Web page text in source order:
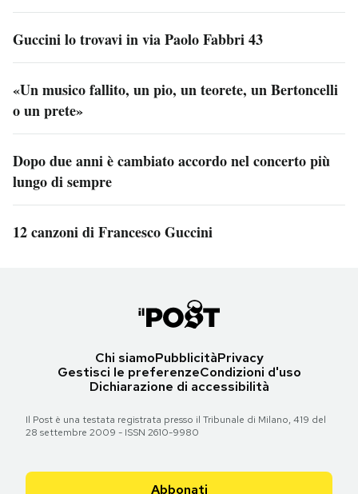
Guccini lo trovavi in via Paolo Fabbri 43
«Un musico fallito, un pio, un teorete, un Bertoncelli
o un prete»
Dopo due anni è cambiato accordo nel concerto più
lungo di sempre
12 canzoni di Francesco Guccini
Chi siamoPubblicitàPrivacy
Gestisci le preferenzeCondizioni d'uso
Dichiarazione di accessibilità
Il Post è una testata registrata presso il Tribunale di Milano, 419 del
28 settembre 2009 - ISSN 2610-9980
Abbonati